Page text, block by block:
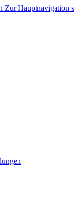
Zur Hauptnavigation